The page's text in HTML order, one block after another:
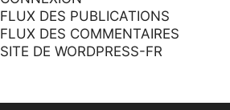
FLUX DES PUBLICATIONS
FLUX DES COMMENTAIRES
SITE DE WORDPRESS-FR